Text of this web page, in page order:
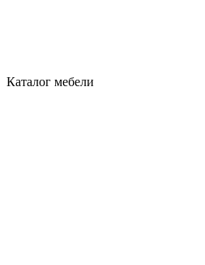
Каталог мебели